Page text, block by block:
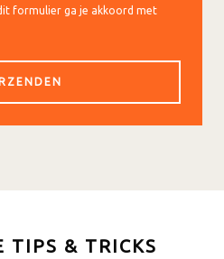
formulier ga je akkoord met
TIPS & TRICKS